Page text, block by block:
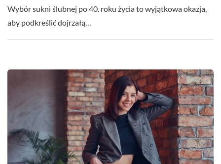
Wybór sukni ślubnej po 40. roku życia to wyjątkowa okazja,
aby podkreślić dojrzałą…